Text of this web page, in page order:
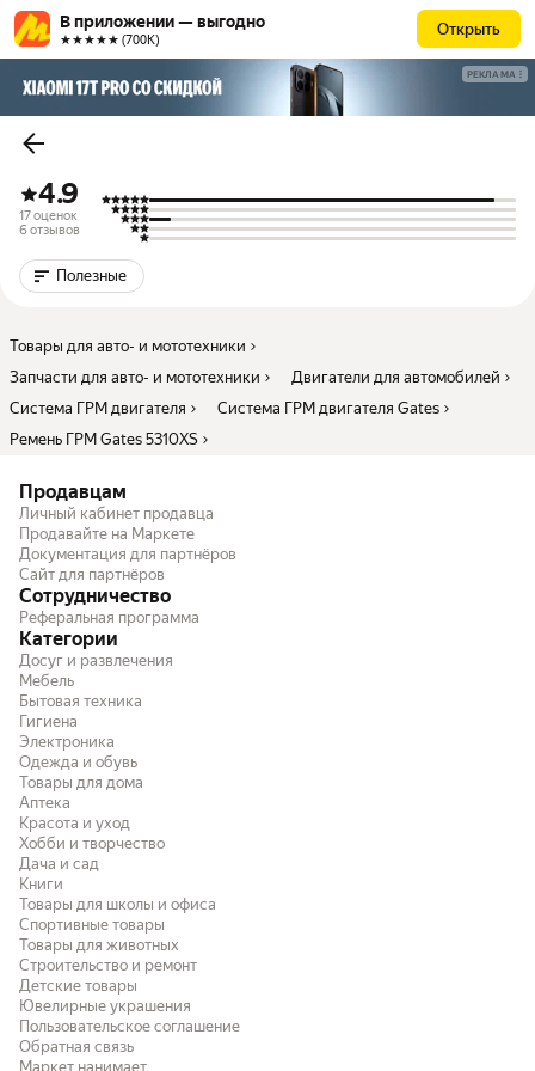
В приложении — выгодно
★★★★★ (700К)
Открыть
РЕКЛАМА
4.9
17 оценок
6 отзывов
Полезные
Товары для авто- и мототехники
Запчасти для авто- и мототехники
Двигатели для автомобилей
Система ГРМ двигателя
Система ГРМ двигателя Gates
Ремень ГРМ Gates 5310XS
Продавцам
Личный кабинет продавца
Продавайте на Маркете
Документация для партнёров
Сайт для партнёров
Сотрудничество
Реферальная программа
Категории
Досуг и развлечения
Мебель
Бытовая техника
Гигиена
Электроника
Одежда и обувь
Товары для дома
Аптека
Красота и уход
Хобби и творчество
Дача и сад
Книги
Товары для школы и офиса
Спортивные товары
Товары для животных
Строительство и ремонт
Детские товары
Ювелирные украшения
Пользовательское соглашение
Обратная связь
Маркет нанимает